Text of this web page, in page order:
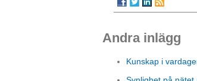
Andra inlägg
Kunskap i